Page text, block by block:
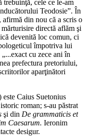
cele ce le-am
Teodosie”. În
din nou că a scris o
directă aflăm şi
devenită loc comun, ci
împotriva lui
cu zece ani în
prefectura pretoriului,
aparţinători
Caius Suetonius
roman; s-au păstrat
şi din De grammaticis et
Caesarum. Ieronim
desigur.